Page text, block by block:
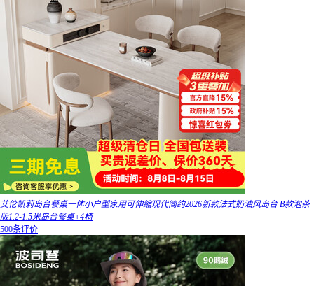
艾伦凯莉岛台餐桌一体小户型家用可伸缩现代简约2026新款法式奶油风岛台 B款泡茶
版1.2-1.5米岛台餐桌+4椅
500条评价